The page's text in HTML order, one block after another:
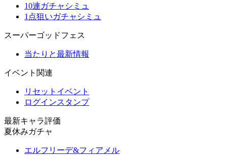
10連ガチャシミュ
1点狙いガチャシミュ
スーパーゴッドフェス
当たりと最新情報
イベント関連
リセットイベント
ログインスタンプ
最新キャラ評価
夏休みガチャ
エルフリーデ&フィアメル